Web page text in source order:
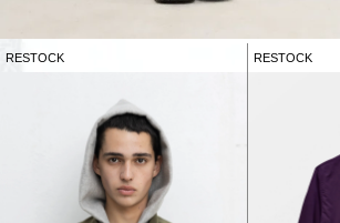
RESTOCK RESTOCK